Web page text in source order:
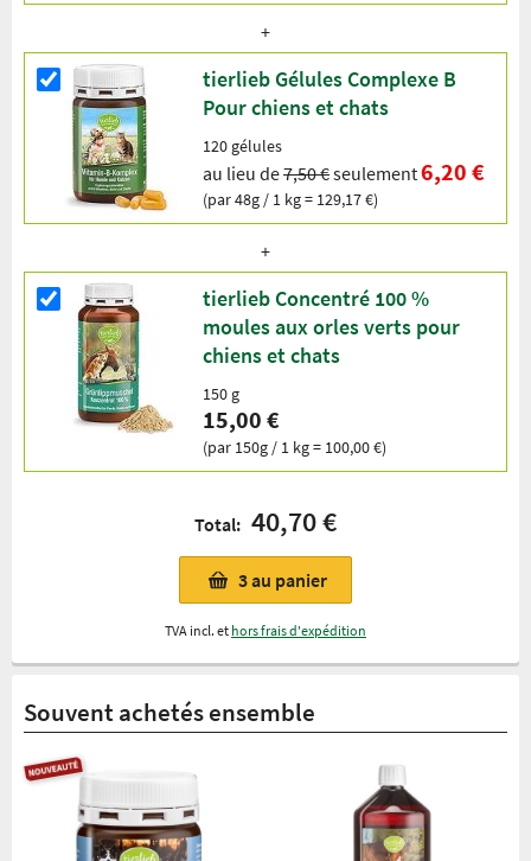
tierlieb Gélules Complexe B
Pour chiens et chats
120 gélules
au lieu de7,50 €seulement6,20 €
(par 48g / 1 kg = 129,17 €)
tierlieb Concentré 100 %
moules aux orles verts pour
chiens et chats
150 g
15,00 €
(par 150g / 1 kg = 100,00 €)
Total: 40,70 €
3au panier
TVA incl. et hors frais d'expédition
Souvent achetés ensemble